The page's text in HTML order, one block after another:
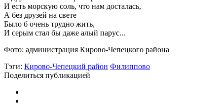
И есть морскую соль, что нам досталась,
А без друзей на свете
Было б очень трудно жить,
И серым стал бы даже алый парус...
Фото: администрация Кирово-Чепецкого района
Тэги: Кирово-Чепецкий район Филиппово
Поделиться публикацией